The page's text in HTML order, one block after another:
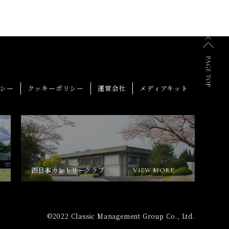
ー クッキーポリシー 運営会社 メディアキット
西日本カントリークラブ VIEW MORE
©2022 Classic Management Group Co., Ltd.